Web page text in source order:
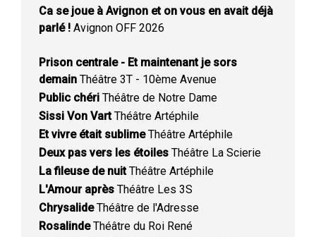
Ca se joue à Avignon et on vous en avait déjà
parlé ! Avignon OFF 2026
Prison centrale - Et maintenant je sors
demain Théâtre 3T - 10ème Avenue
Public chéri Théâtre de Notre Dame
Sissi Von VartThéâtre Artéphile
Et vivre était sublimeThéâtre Artéphile
Deux pas vers les étoiles Théâtre La Scierie
La fileuse de nuitThéâtre Artéphile
L'Amour après Théâtre Les 3S
ChrysalideThéâtre de l'Adresse
RosalindeThéâtre du Roi René